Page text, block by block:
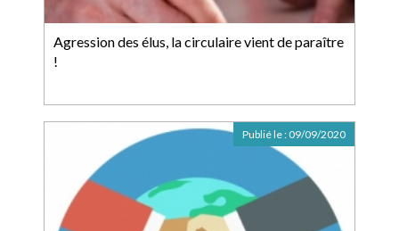
Agression des élus, la circulaire vient de paraître
!
Publié le : 09/09/2020